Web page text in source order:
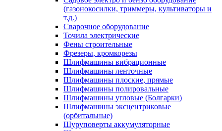
(газонокосилки, триммеры, культиваторы и
т.д.)
Сварочное оборудование
Точила электрические
Фены строительные
Фрезеры, кромкорезы
Шлифмашины вибрационные
Шлифмашины ленточные
Шлифмашины плоские, прямые
Шлифмашины полировальные
Шлифмашины угловые (Болгарки)
Шлифмашины эксцентриковые
(орбитальные)
Шуруповерты аккумуляторные